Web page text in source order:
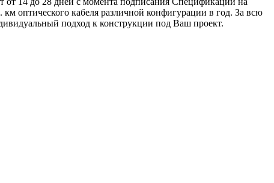
оптического кабеля различной конфигурации в год. За всю
подход к конструкции под Ваш проект.